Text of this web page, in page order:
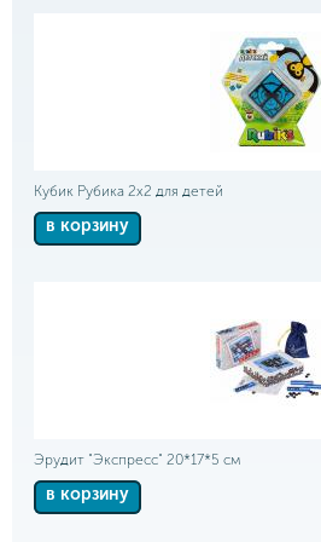
Кубик Рубика 2х2 для детей
в корзину
Эрудит "Экспресс" 20*17*5 см
в корзину